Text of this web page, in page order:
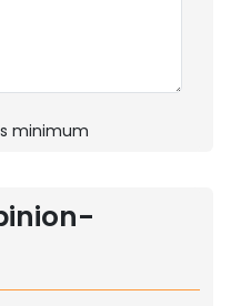
minimum